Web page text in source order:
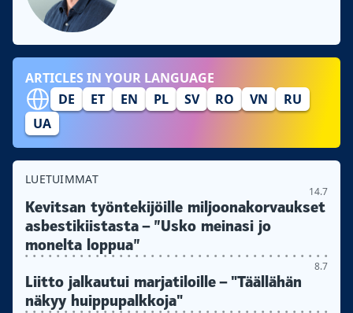
ARTICLES IN YOUR LANGUAGE
DE
ET EN PL SV RO VN
RU
UA
LUETUIMMAT
14.7
Kevitsan työntekijöille miljoonakorvaukset
asbestikiistasta – ”Usko meinasi jo
monelta loppua”
8.7
Liitto jalkautui marjatiloille – "Täällähän
näkyy huippupalkkoja"